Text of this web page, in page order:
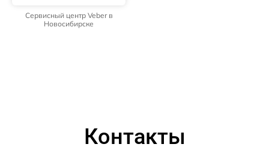
Сервисный центр Veber в
Новосибирске
Контакты